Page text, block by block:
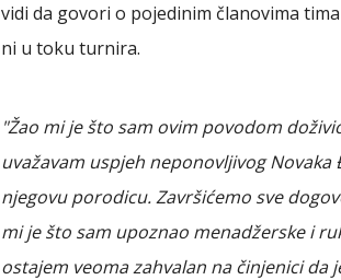
vidi da govori o pojedinim članovima
ni u toku turnira.
"Žao mi je što sam ovim povodom
uvažavam uspjeh neponovljivog
njegovu porodicu. Završićemo sve
mi je što sam upoznao menadžerske i
ostajem veoma zahvalan na činjenici